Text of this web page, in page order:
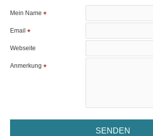
Mein Name
Email
Webseite
Anmerkung
SENDEN